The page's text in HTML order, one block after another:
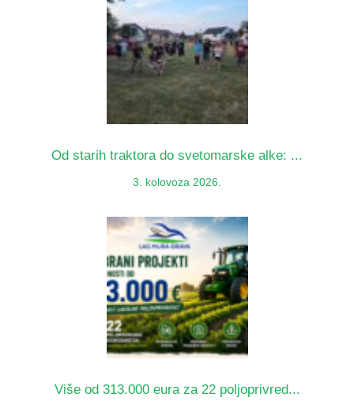
Od starih traktora do svetomarske alke: ...
3. kolovoza 2026.
Više od 313.000 eura za 22 poljoprivred...